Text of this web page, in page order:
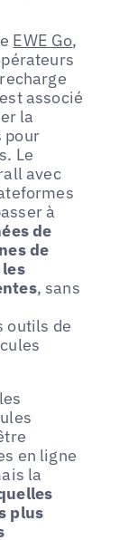
EWE Go,
associé
la
pour
Le
avec
à
de
de
, sans
outils de
en ligne
la
plus